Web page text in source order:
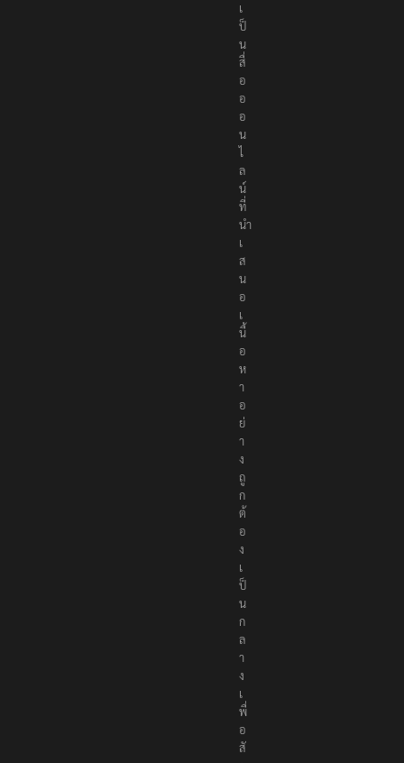
เ
ป็
น
สื่
อ
อ
อ
น
ไ
ล
น์
ที่
นำ
เ
ส
น
อ
เ
นื้
อ
ห
า
อ
ย่
า
ง
ถู
ก
ต้
อ
ง
เ
ป็
น
ก
ล
า
ง
เ
พื่
อ
สั